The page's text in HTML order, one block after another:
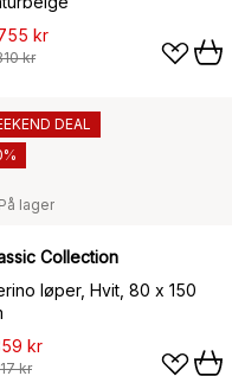
kr
kr
På lager
Collection
løper, Hvit, 80 x 150
kr
kr
DEAL